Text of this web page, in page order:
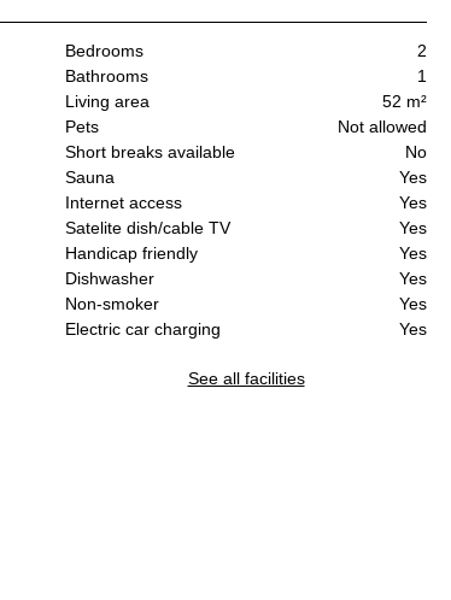
Bedrooms
2
Bathrooms
1
Living area
52 m²
Pets
Not allowed
Short breaks available
No
Sauna
Yes
Internet access
Yes
Satelite dish/cable TV
Yes
Handicap friendly
Yes
Dishwasher
Yes
Non-smoker
Yes
Electric car charging
Yes
See all facilities